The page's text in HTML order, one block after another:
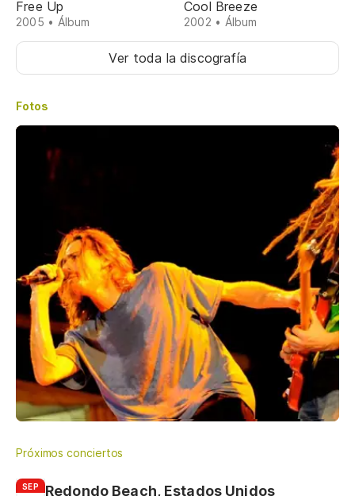
Free Up
2005 • Álbum
Cool Breeze
2002 • Álbum
Ver toda la discografía
Fotos
Próximos conciertos
SEP Redondo Beach, Estados Unidos